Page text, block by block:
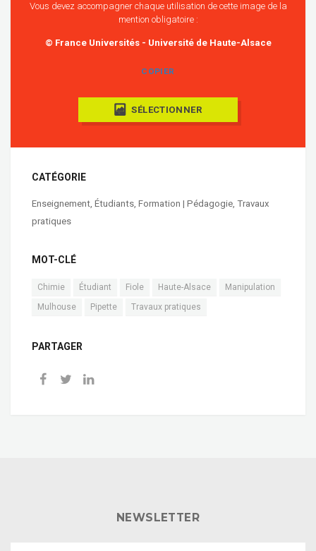
Vous devez accompagner chaque utilisation de cette image de la
mention obligatoire :
© France Universités - Université de Haute-Alsace
COPIER
SÉLECTIONNER
CATÉGORIE
Enseignement, Étudiants, Formation | Pédagogie, Travaux
pratiques
MOT-CLÉ
Chimie Étudiant Fiole Haute-Alsace
Manipulation
Mulhouse
Pipette Travaux pratiques
PARTAGER
NEWSLETTER